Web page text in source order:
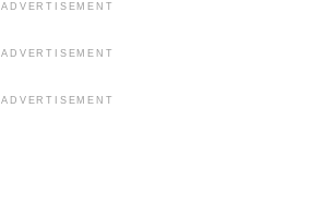
ADVERTISEMENT
ADVERTISEMENT
ADVERTISEMENT